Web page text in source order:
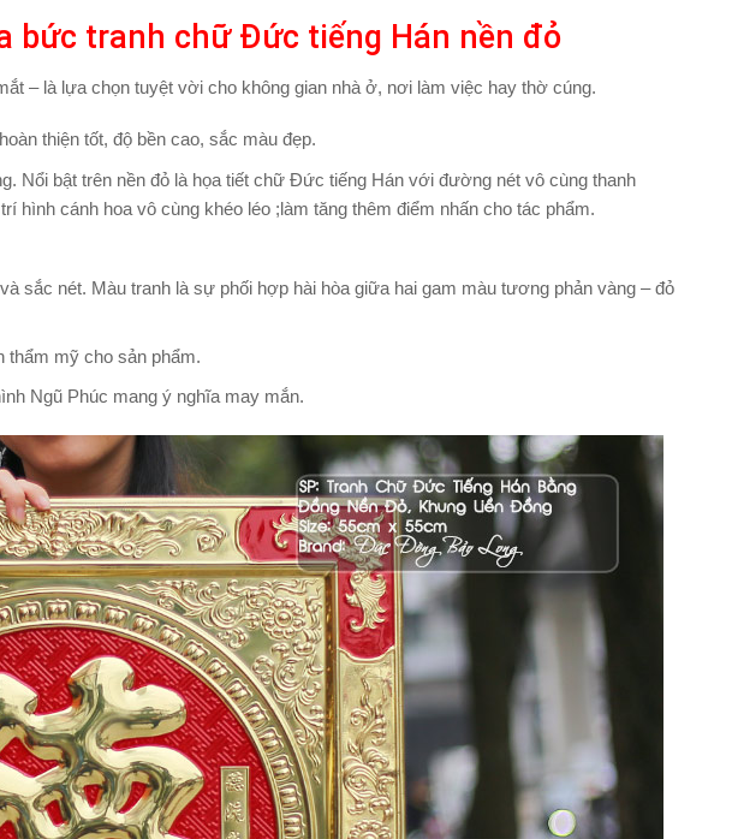
bức tranh chữ Đức tiếng Hán nền đỏ
– là lựa chọn tuyệt vời cho không gian nhà ở, nơi làm việc hay thờ cúng.
thiện tốt, độ bền cao, sắc màu đẹp.
Nổi bật trên nền đỏ là họa tiết chữ Đức tiếng Hán với đường nét vô cùng thanh
hình cánh hoa vô cùng khéo léo ;làm tăng thêm điểm nhấn cho tác phẩm.
sắc nét. Màu tranh là sự phối hợp hài hòa giữa hai gam màu tương phản vàng – đỏ
thẩm mỹ cho sản phẩm.
Ngũ Phúc mang ý nghĩa may mắn.